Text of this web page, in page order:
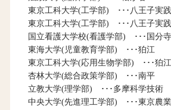
東京工科大学(工学部) ･･･八王子実践
東京工科大学(工学部) ･･･八王子実践
国立看護大学校(看護学部) ･･･国分寺
東海大学(児童教育学部) ･･･狛江
東京工科大学(応用生物学部) ･･･狛江
杏林大学(総合政策学部) ･･･南平
立教大学(理学部) ･･･多摩科学技術
中央大学(先進理工学部) ･･･東京農